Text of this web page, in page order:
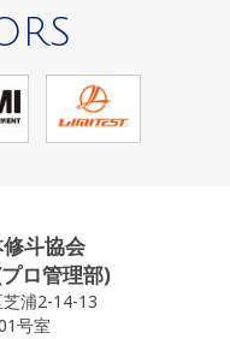
斗協会
ロ管理部)
浦2-14-13
号室